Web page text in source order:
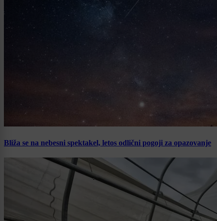
Bliža se na nebesni spektakel, letos odlični pogoji za opazovanje